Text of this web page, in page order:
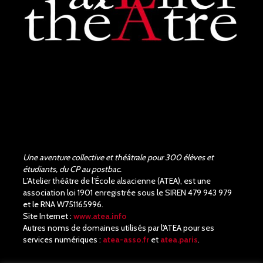
Bravo !!! Que de bons
acteurs !! Quel beau travail.
Un Richard III de très bonne
qualité.
Une aventure collective et théâtrale pour 300 élèves et
étudiants, du CP au postbac.
L’Atelier théâtre de l’École alsacienne (ATEA), est une
association loi 1901 enregistrée sous le SIREN 479 943 979
et le RNA W751165996.
Site Internet : www.atea.info
Autres noms de domaines utilisés par l'ATEA pour ses
services numériques : atea-asso.fr et atea.paris.